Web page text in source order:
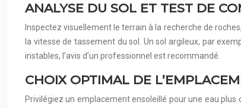
ANALYSE DU SOL ET TEST DE
Inspectez visuellement le terrain à la recherche de
la vitesse de tassement du sol. Un sol argileux, par
instables, l’avis d’un professionnel est recommandé.
CHOIX OPTIMAL DE
Privilégiez un emplacement ensoleillé pour une eau